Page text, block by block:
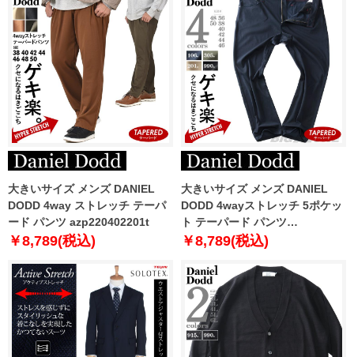
大きいサイズ メンズ DANIEL
DODD 4way ストレッチ テーパ
ード パンツ azp220402201t
￥8,789(税込)
大きいサイズ メンズ DANIEL
DODD 4wayストレッチ 5ポケッ
ト テーパード パンツ
azd229015104r
￥8,789(税込)